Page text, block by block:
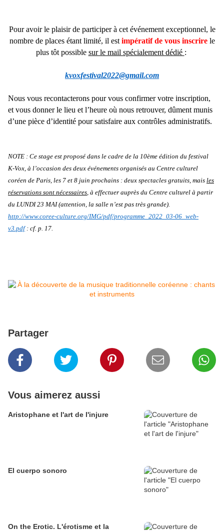
Pour avoir le plaisir de participer à cet événement exceptionnel, le
nombre de places étant limité, il est impératif de vous inscrire le
plus tôt possible sur le mail spécialement dédié :
kvoxfestival2022@gmail.com
Nous vous recontacterons pour vous confirmer votre inscription,
et vous donner le lieu et l’heure où nous retrouver, dûment munis
d’une pièce d’identité pour satisfaire aux contrôles administratifs.
NOTE : Ce stage est proposé dans le cadre de la 10ème édition du festival
K-Vox, à l’occasion des deux événements organisés au Centre culturel
coréen de Paris, les 7 et 8 juin prochains : deux spectacles gratuits, mais les
réservations sont nécessaires , à effectuer auprès du Centre culturel à partir
du LUNDI 23 MAI (attention, la salle n’est pas très grande).
http://www.coree-culture.org/IMG/pdf/programme_2022_03-06_web-
v3.pdf: cf. p. 17.
Partager
Vous aimerez aussi
Aristophane et l'art de l'injure
El cuerpo sonoro
On the Erotic. L'érotisme et la